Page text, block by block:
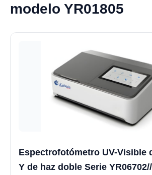
modelo YR01805
Espectrofotómetro UV-Visible
Y de haz doble Serie